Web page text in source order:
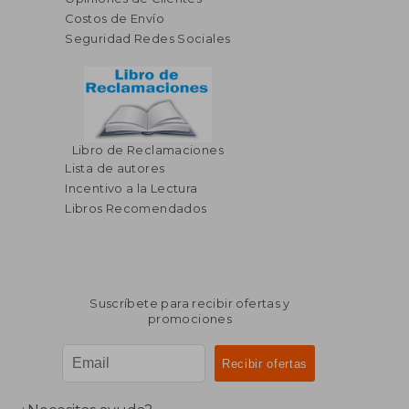
Costos de Envío
Seguridad Redes Sociales
Libro de Reclamaciones
Lista de autores
Incentivo a la Lectura
Libros Recomendados
Suscríbete para recibir ofertas y
promociones